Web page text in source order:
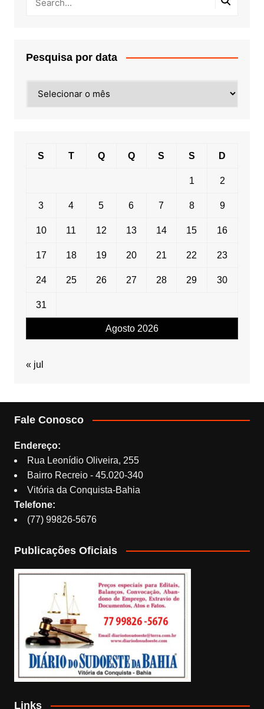
Pesquisa por data
por
Agosto 2026
S T Q Q S S D
1 2
3 4 5 6 7 8 9
10 11 12 13 14 15 16
17 18 19 20 21 22 23
24 25 26 27 28 29 30
31
« jul
Fale Conosco
Endereço:
Rua Leonídio Oliveira, 255
Bairro Recreio - 45.020-340
Vitória da Conquista-Bahia
Telefone:
(77) 99826-5676
Publicações Oficiais
Links